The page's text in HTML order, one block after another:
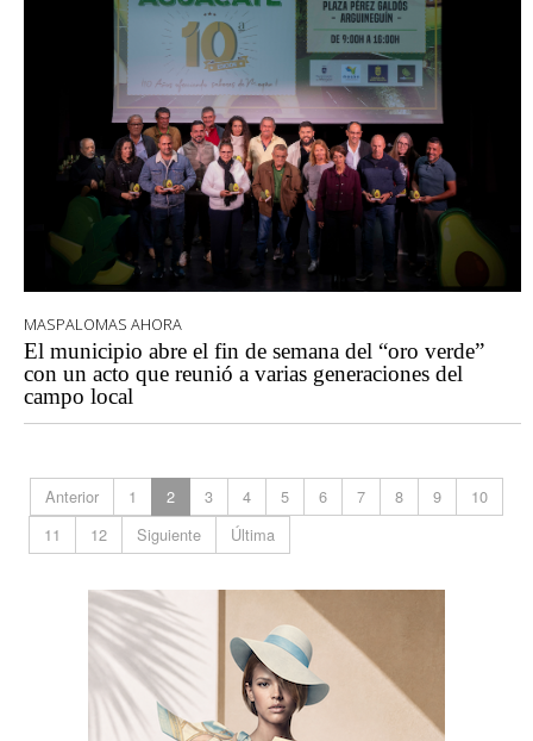
MASPALOMAS AHORA
El municipio abre el fin de semana del “oro verde”
con un acto que reunió a varias generaciones del
campo local
Anterior 1 2 3 4 5 6 7 8 9
10
11
12 Siguiente Última